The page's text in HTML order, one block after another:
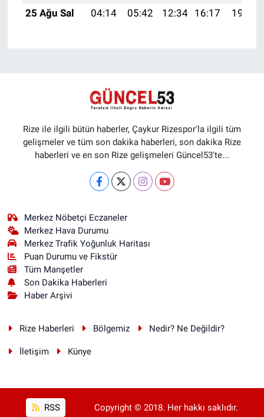
25 Ağu Sal
04:14 05:42 12:34 16:17 19:16
Rize ile ilgili bütün haberler, Çaykur Rizespor'la ilgili tüm
gelişmeler ve tüm son dakika haberleri, son dakika Rize
haberleri ve en son Rize gelişmeleri Güncel53'te...
Merkez Nöbetçi Eczaneler
Merkez Hava Durumu
Merkez Trafik Yoğunluk Haritası
Puan Durumu ve Fikstür
Tüm Manşetler
Son Dakika Haberleri
Haber Arşivi
Rize Haberleri Bölgemiz Nedir? Ne Değildir?
İletişim Künye
RSS Copyright © 2018. Her hakkı saklıdır.